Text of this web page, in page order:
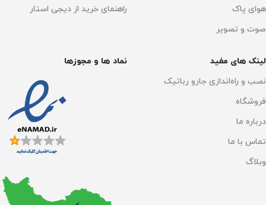
هوای پاک
صوت و تصویر
راهنمای خرید از دیجی استار
لینک های مفید
نصب و راه‌اندازی جارو رباتیک
فروشگاه
درباره ما
تماس با ما
وبلاگ
نماد ها و مجوزها